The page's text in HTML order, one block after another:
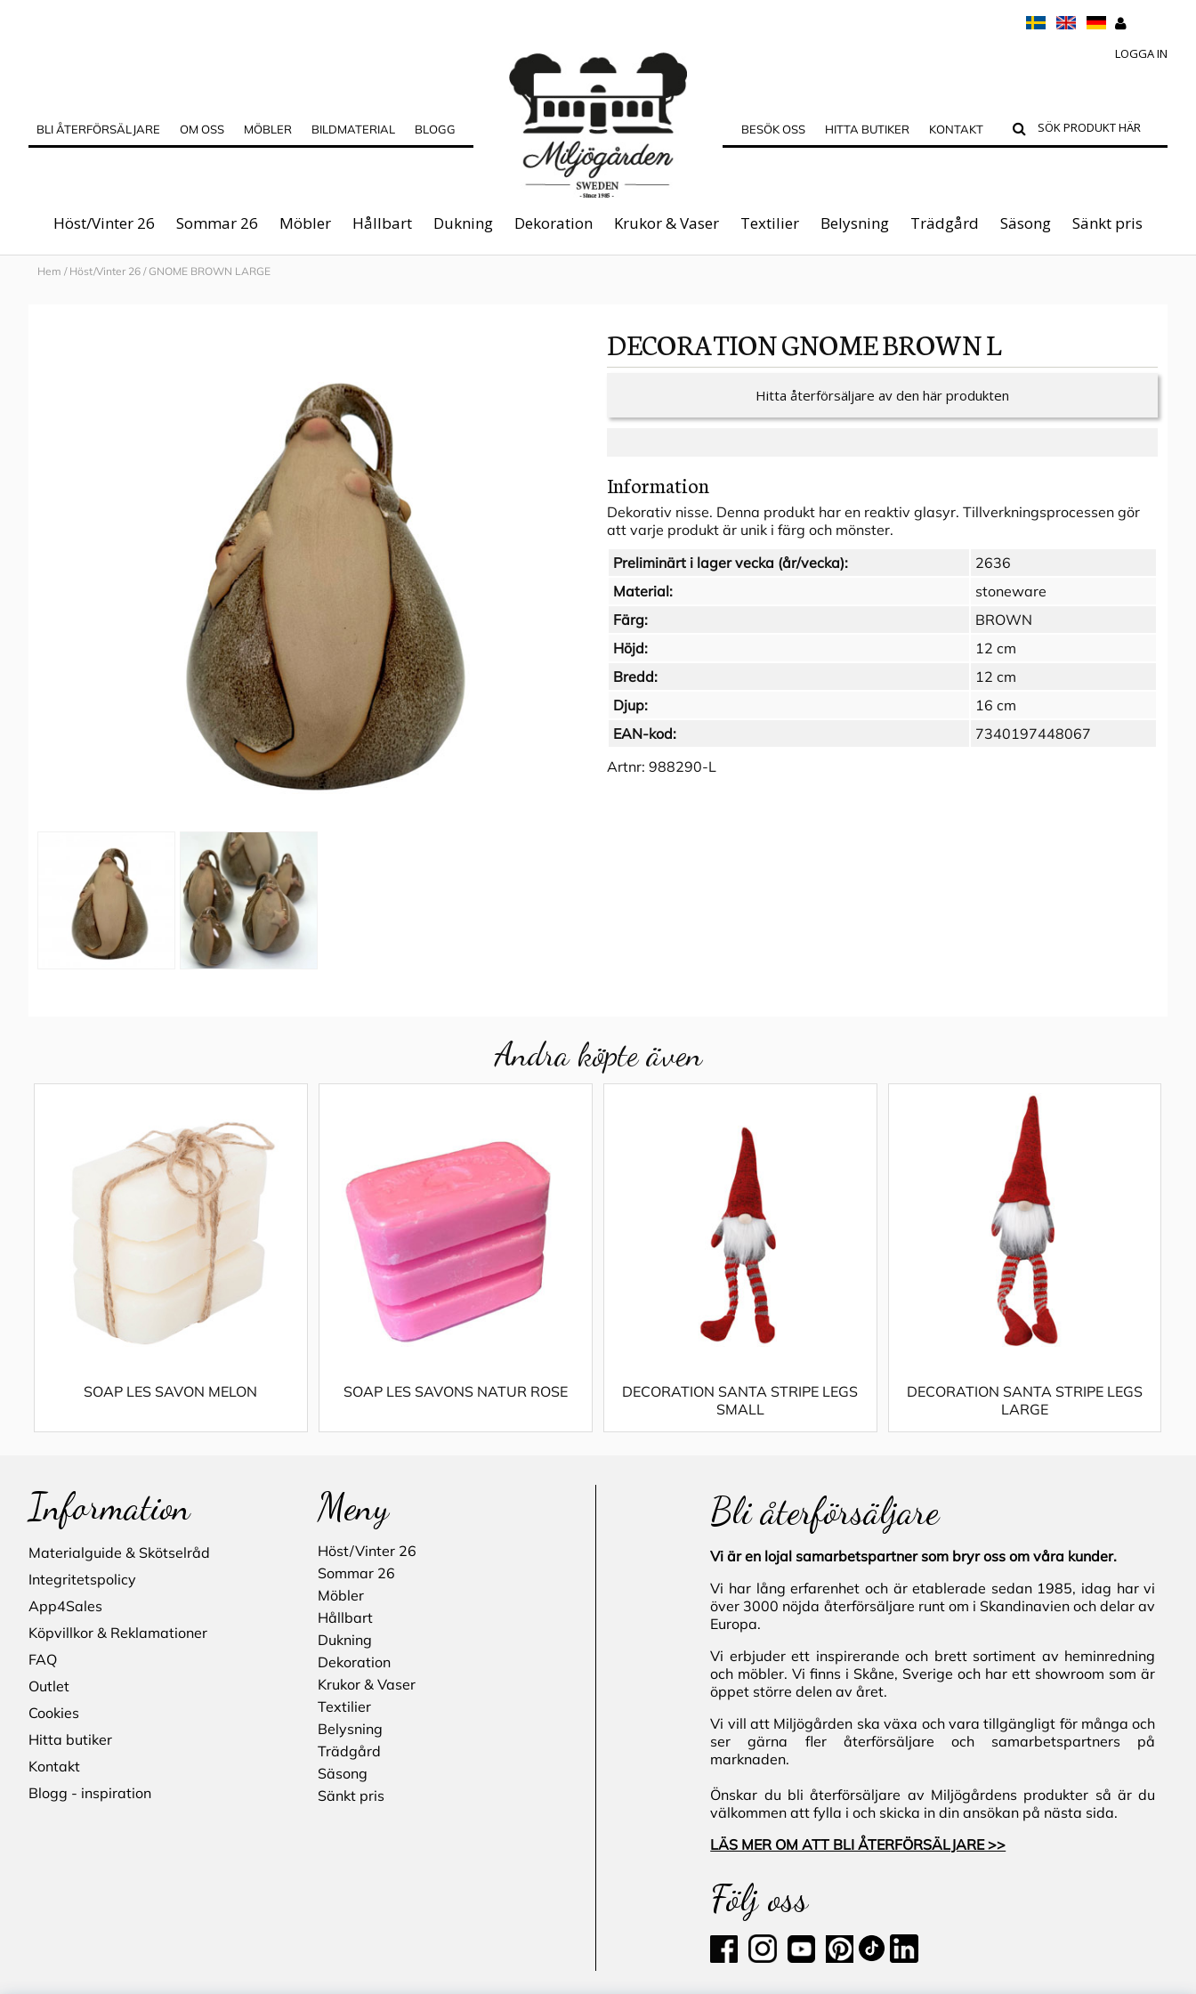
LOGGA IN
BLI ÅTERFÖRSÄLJARE OM OSS MÖBLER BILDMATERIAL BLOGG BESÖK OSS HITTA BUTIKER KONTAKT
Höst/Vinter 26 Sommar 26 Möbler Hållbart Dukning Dekoration Krukor & Vaser Textilier Belysning Trädgård Säsong Sänkt pris
Hem / Höst/Vinter 26 / GNOME BROWN LARGE
DECORATION GNOME BROWN L
Hitta återförsäljare av den här produkten
Information
Dekorativ nisse. Denna produkt har en reaktiv glasyr. Tillverkningsprocessen gör
att varje produkt är unik i färg och mönster.
Preliminärt i lager vecka (år/vecka):
2636
Material:
stoneware
Färg:
BROWN
Höjd:
12 cm
Bredd:
12 cm
Djup:
16 cm
EAN-kod:
7340197448067
Artnr: 988290-L
Andra köpte även
SOAP LES SAVON MELON SOAP LES SAVONS NATUR ROSE
DECORATION SANTA STRIPE LEGS
SMALL
DECORATION SANTA STRIPE LEGS
LARGE
Information
Materialguide & Skötselråd
Integritetspolicy
App4Sales
Köpvillkor & Reklamationer
FAQ
Outlet
Cookies
Hitta butiker
Kontakt
Blogg - inspiration
Meny
Höst/Vinter 26
Sommar 26
Möbler
Hållbart
Dukning
Dekoration
Krukor & Vaser
Textilier
Belysning
Trädgård
Säsong
Sänkt pris
Bli återförsäljare
Vi är en lojal samarbetspartner som bryr oss om våra kunder.
Vi har lång erfarenhet och är etablerade sedan 1985, idag har vi
över 3000 nöjda återförsäljare runt om i Skandinavien och delar av
Europa.
Vi erbjuder ett inspirerande och brett sortiment av heminredning
och möbler. Vi finns i Skåne, Sverige och har ett showroom som är
öppet större delen av året.
Vi vill att Miljögården ska växa och vara tillgängligt för många och
ser gärna fler återförsäljare och samarbetspartners på
marknaden.
Önskar du bli återförsäljare av Miljögårdens produkter så är du
välkommen att fylla i och skicka in din ansökan på nästa sida.
LÄS MER OM ATT BLI ÅTERFÖRSÄLJARE >>
Följ oss